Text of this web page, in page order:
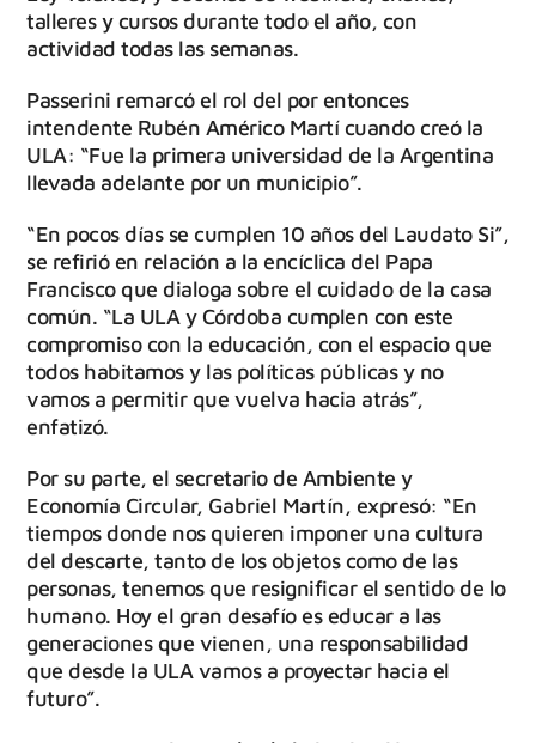
talleres y cursos durante todo el año, con
actividad todas las semanas.
Passerini remarcó el rol del por entonces
intendente Rubén Américo Martí cuando creó la
ULA: “Fue la primera universidad de la Argentina
llevada adelante por un municipio”.
“En pocos días se cumplen 10 años del Laudato Si”,
se refirió en relación a la encíclica del Papa
Francisco que dialoga sobre el cuidado de la casa
común. “La ULA y Córdoba cumplen con este
compromiso con la educación, con el espacio que
todos habitamos y las políticas públicas y no
vamos a permitir que vuelva hacia atrás”,
enfatizó.
Por su parte, el secretario de Ambiente y
Economía Circular, Gabriel Martín, expresó: “En
tiempos donde nos quieren imponer una cultura
del descarte, tanto de los objetos como de las
personas, tenemos que resignificar el sentido de lo
humano. Hoy el gran desafío es educar a las
generaciones que vienen, una responsabilidad
que desde la ULA vamos a proyectar hacia el
futuro”.